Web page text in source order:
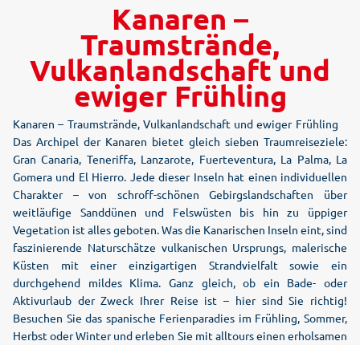
Kanaren –
Traumstrände,
Vulkanlandschaft und
ewiger Frühling
Kanaren – Traumstrände, Vulkanlandschaft und ewiger Frühling
Das Archipel der Kanaren bietet gleich sieben Traumreiseziele:
Gran Canaria, Teneriffa, Lanzarote, Fuerteventura, La Palma, La
Gomera und El Hierro. Jede dieser Inseln hat einen individuellen
Charakter – von schroff-schönen Gebirgslandschaften über
weitläufige Sanddünen und Felswüsten bis hin zu üppiger
Vegetation ist alles geboten. Was die Kanarischen Inseln eint, sind
faszinierende Naturschätze vulkanischen Ursprungs, malerische
Küsten mit einer einzigartigen Strandvielfalt sowie ein
durchgehend mildes Klima. Ganz gleich, ob ein Bade- oder
Aktivurlaub der Zweck Ihrer Reise ist – hier sind Sie richtig!
Besuchen Sie das spanische Ferienparadies im Frühling, Sommer,
Herbst oder Winter und erleben Sie mit alltours einen erholsamen